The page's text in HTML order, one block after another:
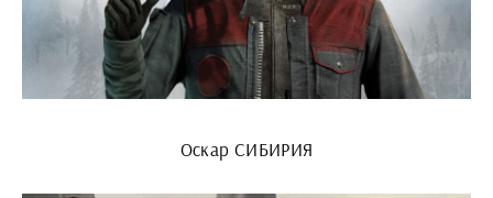
Оскар СИБИРИЯ